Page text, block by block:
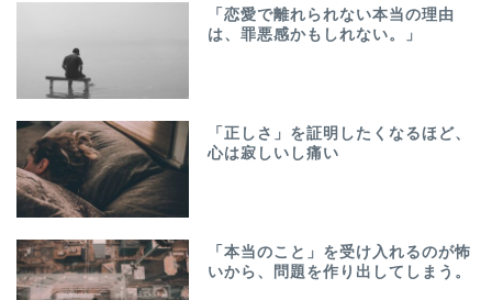
「恋愛で離れられない本当の理由
は、罪悪感かもしれない。」
「正しさ」を証明したくなるほど、
心は寂しいし痛い
「本当のこと」を受け入れるのが怖
いから、問題を作り出してしまう。